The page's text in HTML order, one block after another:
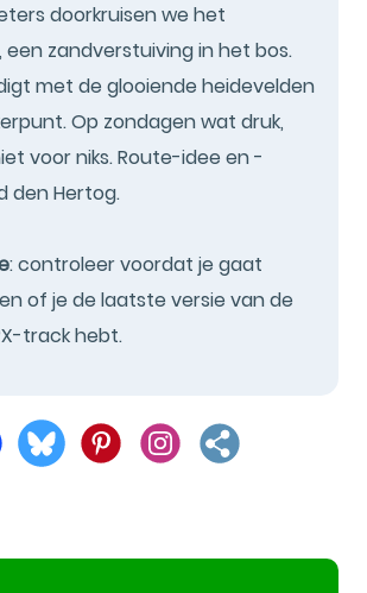
doorkruisen we het
een zandverstuiving in het bos.
met de glooiende heidevelden
Op zondagen wat druk,
voor niks. Route-idee en -
den Hertog.
: controleer voordat je gaat
of je de laatste versie van de
track hebt.